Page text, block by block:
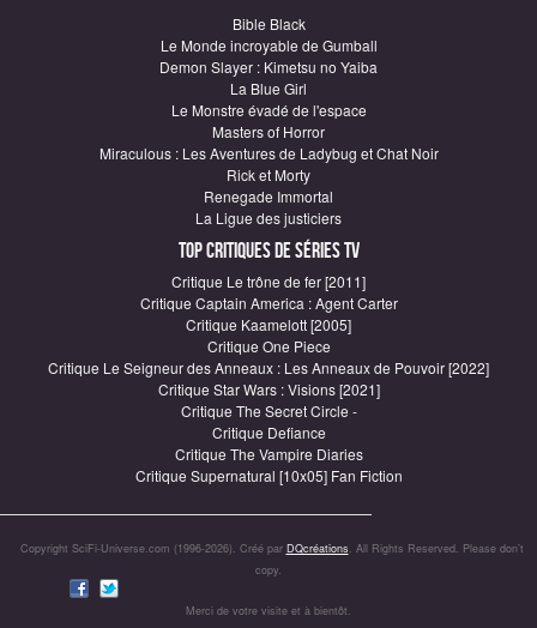
Bible Black
Le Monde incroyable de Gumball
Demon Slayer : Kimetsu no Yaiba
La Blue Girl
Le Monstre évadé de l'espace
Masters of Horror
Miraculous : Les Aventures de Ladybug et Chat Noir
Rick et Morty
Renegade Immortal
La Ligue des justiciers
Top critiques de Séries TV
Critique Le trône de fer [2011]
Critique Captain America : Agent Carter
Critique Kaamelott [2005]
Critique One Piece
Critique Le Seigneur des Anneaux : Les Anneaux de Pouvoir [2022]
Critique Star Wars : Visions [2021]
Critique The Secret Circle -
Critique Defiance
Critique The Vampire Diaries
Critique Supernatural [10x05] Fan Fiction
Copyright SciFi-Universe.com (1996-2026). Créé par DQcréations. All Rights Reserved. Please don’t
copy.
Merci de votre visite et à bientôt.